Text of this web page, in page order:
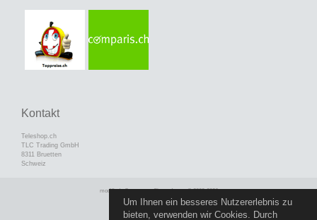
Kontakt
Teleshop.ch
TLC Trading GmbH
8311 Bruetten
Schweiz
modified eCommerce Shopsoftware © 2009-2026
Um Ihnen ein besseres Nutzererlebnis zu
bieten, verwenden wir Cookies. Durch